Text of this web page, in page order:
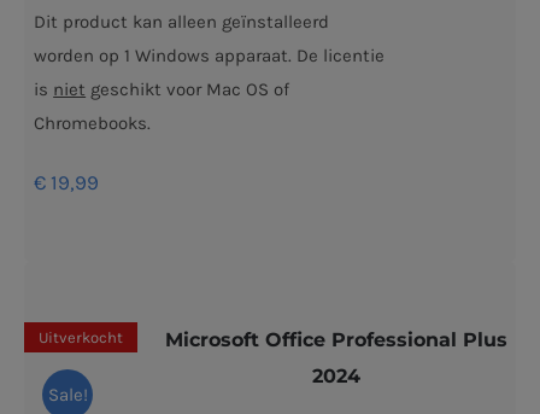
Dit product kan alleen geïnstalleerd
worden op 1 Windows apparaat. De licentie
is niet geschikt voor Mac OS of
Chromebooks.
€ 19,99
Uitverkocht
Sale!
Microsoft Office Professional Plus
2024